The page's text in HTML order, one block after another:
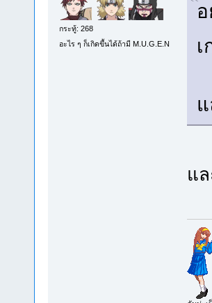
กระทู้: 268
อะไร ๆ ก็เกิดขึ้นได้ถ้ามี M.U.G.E.N
แ